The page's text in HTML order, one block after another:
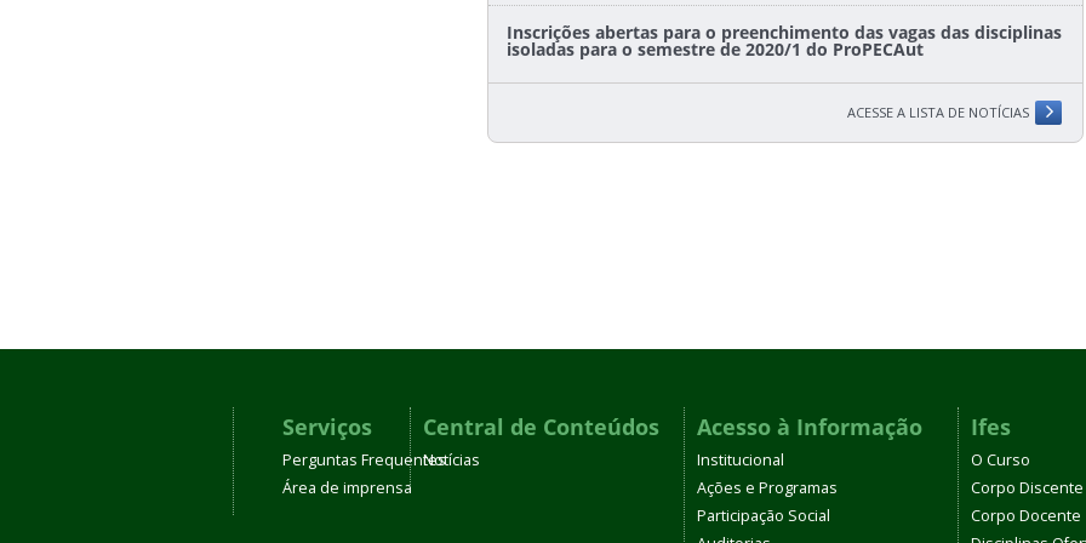
Inscrições abertas para o preenchimento das vagas das disciplinas
isoladas para o semestre de 2020/1 do ProPECAut
ACESSE A LISTA DE NOTÍCIAS
Serviços
Perguntas Frequentes
Área de imprensa
Central de Conteúdos
Notícias
Acesso à Informação
Institucional
Ações e Programas
Participação Social
Ifes
O Curso
Corpo Discente
Corpo Docente